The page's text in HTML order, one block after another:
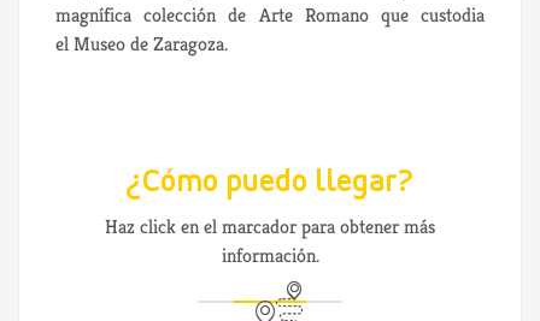
magnífica colección de Arte Romano que custodia
el Museo de Zaragoza.
¿Cómo puedo llegar?
Haz click en el marcador para obtener más
información.